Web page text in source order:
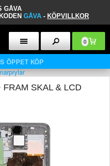
GÅVA
GÅVA - KÖPVILLKOR
0
ÖPPET KÖP
SKAL & LCD